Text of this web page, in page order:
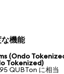
機能
(Ondo
Tokenized)
QUBTon に相当